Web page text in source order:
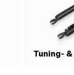
Tuning-